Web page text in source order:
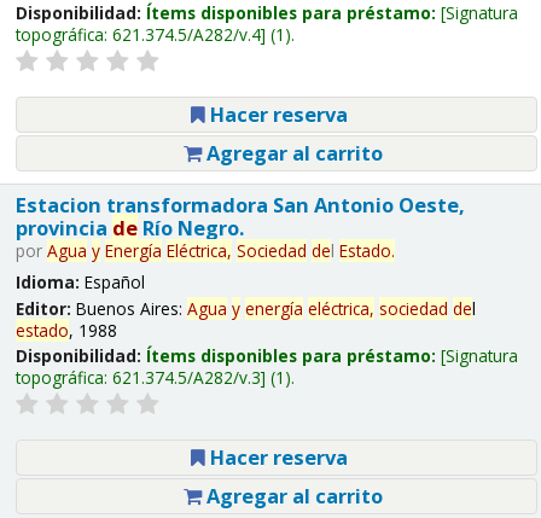
Disponibilidad: Ítems disponibles para préstamo: Signatura
topográfica: 621.374.5/A282/v.4 (1).
Hacer reserva
Agregar al carrito
Estacion transformadora San Antonio Oeste,
provincia deRío Negro.
por Agua y Energía Eléctrica, Sociedad del Estado.
Idioma: Español
Editor: Buenos Aires: Agua y energía eléctrica, sociedad del
estado, 1988
Disponibilidad: Ítems disponibles para préstamo: Signatura
topográfica: 621.374.5/A282/v.3 (1).
Hacer reserva
Agregar al carrito